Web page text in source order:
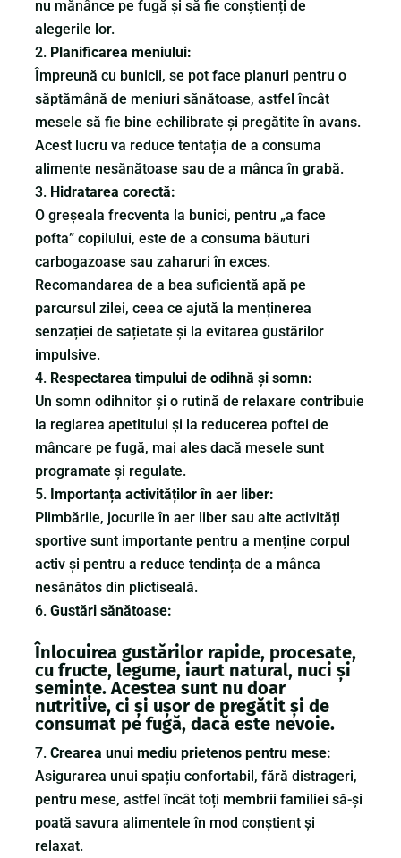
nu mănânce pe fugă și să fie conștienți de
alegerile lor.
Planificarea meniului:
Împreună cu bunicii, se pot face planuri pentru o
săptămână de meniuri sănătoase, astfel încât
mesele să fie bine echilibrate și pregătite în avans.
Acest lucru va reduce tentația de a consuma
alimente nesănătoase sau de a mânca în grabă.
Hidratarea corectă:
O greșeala frecventa la bunici, pentru „a face
pofta” copilului, este de a consuma băuturi
carbogazoase sau zaharuri în exces.
Recomandarea de a bea suficientă apă pe
parcursul zilei, ceea ce ajută la menținerea
senzației de sațietate și la evitarea gustărilor
impulsive.
Respectarea timpului de odihnă și somn:
Un somn odihnitor și o rutină de relaxare contribuie
la reglarea apetitului și la reducerea poftei de
mâncare pe fugă, mai ales dacă mesele sunt
programate și regulate.
Importanța activităților în aer liber:
Plimbările, jocurile în aer liber sau alte activități
sportive sunt importante pentru a menține corpul
activ și pentru a reduce tendința de a mânca
nesănătos din plictiseală.
Gustări sănătoase:
Înlocuirea gustărilor rapide, procesate,
cu fructe, legume, iaurt natural, nuci și
semințe. Acestea sunt nu doar
nutritive, ci și ușor de pregătit și de
consumat pe fugă, dacă este nevoie.
Crearea unui mediu prietenos pentru mese:
Asigurarea unui spațiu confortabil, fără distrageri,
pentru mese, astfel încât toți membrii familiei să-și
poată savura alimentele în mod conștient și
relaxat.